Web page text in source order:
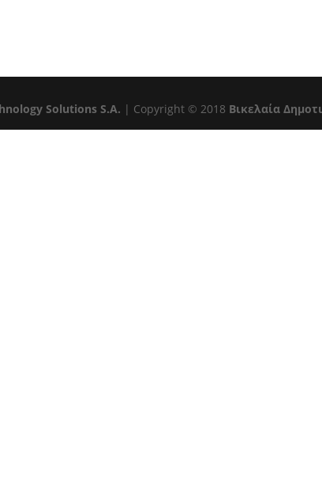
Solutions S.A. | Copyright © 2018 Βικελαία